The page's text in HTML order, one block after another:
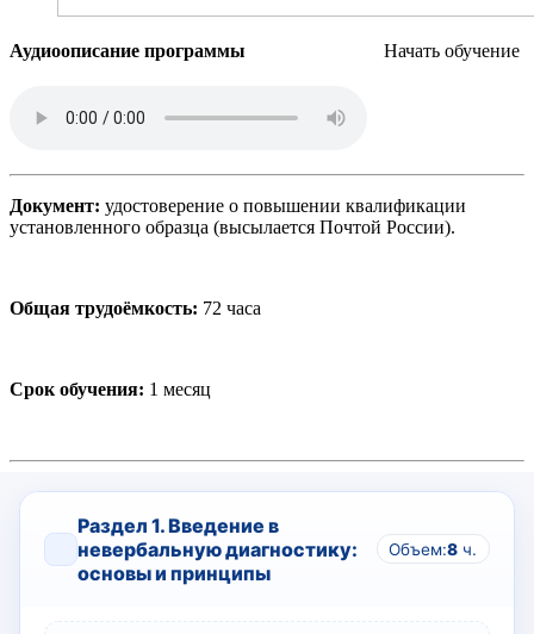
Начать обучение
Аудиоописание программы
Документ: удостоверение о повышении квалификации
установленного образца (высылается Почтой России).
Общая трудоёмкость: 72 часа
Срок обучения: 1 месяц
Раздел 1. Введение в
невербальную диагностику:
основы и принципы
Объем:8 ч.